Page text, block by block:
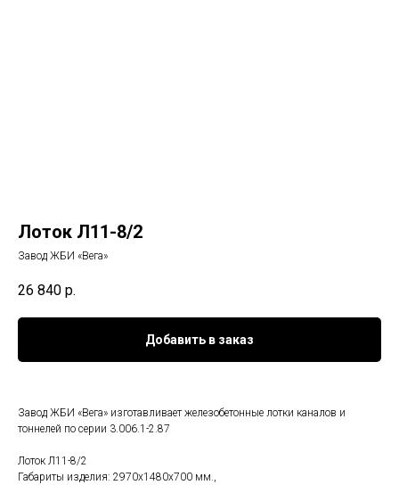
Лоток Л11-8/2
Завод ЖБИ «Вега»
26 840 р.
Добавить в заказ
Завод ЖБИ «Вега» изготавливает железобетонные лотки каналов и
тоннелей по серии 3.006.1-2.87
Лоток Л11-8/2
Габариты изделия: 2970x1480x700 мм.,